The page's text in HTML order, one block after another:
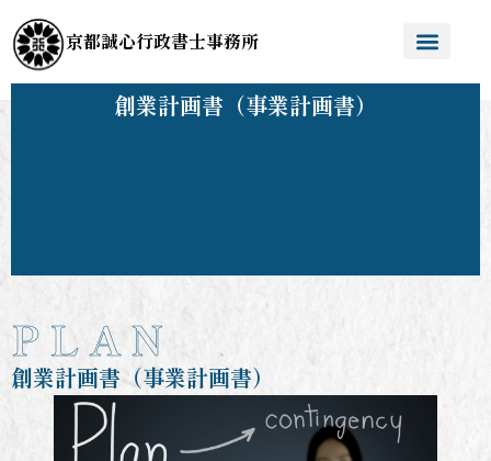
京都誠心行政書士事務所
創業計画書（事業計画書）
P L A N
創業計画書（事業計画書）